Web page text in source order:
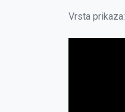
Vrsta prikaza: